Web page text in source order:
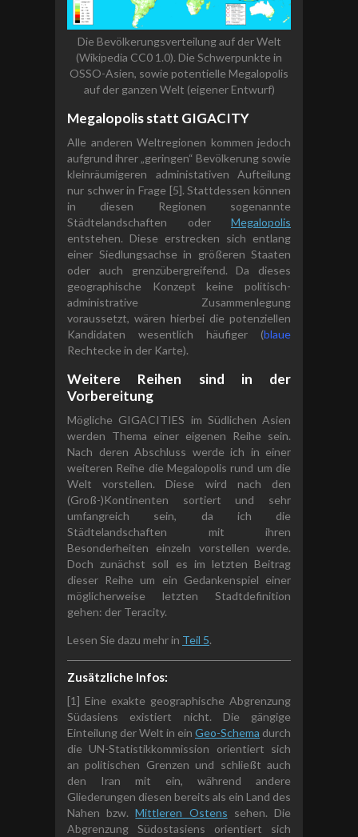
Die Bevölkerungsverteilung auf der Welt
(Wikipedia CC0 1.0). Die Schwerpunkte in
OSSO-Asien, sowie potentielle Megalopolis
auf der ganzen Welt (eigener Entwurf)
Megalopolis statt GIGACITY
Alle anderen Weltregionen kommen jedoch
aufgrund ihrer „geringen“ Bevölkerung sowie
kleinräumigeren administativen Aufteilung
nur schwer in Frage [5]. Stattdessen können
in diesen Regionen sogenannte
Städtelandschaften oder Megalopolis
entstehen. Diese erstrecken sich entlang
einer Siedlungsachse in größeren Staaten
oder auch grenzübergreifend. Da dieses
geographische Konzept keine politisch-
administrative Zusammenlegung
voraussetzt, wären hierbei die potenziellen
Kandidaten wesentlich häufiger (blaue
Rechtecke in der Karte).
Weitere Reihen sind in der
Vorbereitung
Mögliche GIGACITIES im Südlichen Asien
werden Thema einer eigenen Reihe sein.
Nach deren Abschluss werde ich in einer
weiteren Reihe die Megalopolis rund um die
Welt vorstellen. Diese wird nach den
(Groß-)Kontinenten sortiert und sehr
umfangreich sein, da ich die
Städtelandschaften mit ihren
Besonderheiten einzeln vorstellen werde.
Doch zunächst soll es im letzten Beitrag
dieser Reihe um ein Gedankenspiel einer
möglicherweise letzten Stadtdefinition
gehen: der Teracity.
Lesen Sie dazu mehr in Teil 5.
Zusätzliche Infos:
[1] Eine exakte geographische Abgrenzung
Südasiens existiert nicht. Die gängige
Einteilung der Welt in ein Geo-Schema durch
die UN-Statistikkommission orientiert sich
an politischen Grenzen und schließt auch
den Iran mit ein, während andere
Gliederungen diesen bereits als ein Land des
Nahen bzw.Mittleren Ostens sehen. Die
Abgrenzung Südostasiens orientiert sich